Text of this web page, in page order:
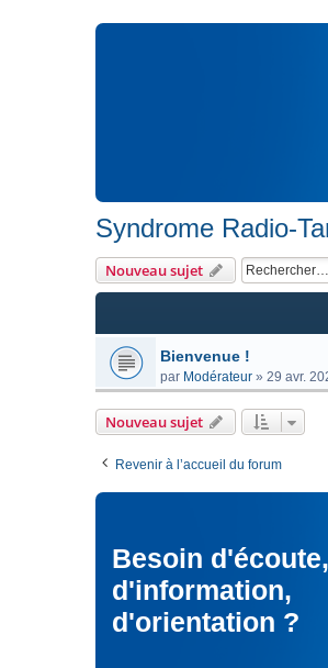
Syndrome Radio-
Nouveau sujet
Bienvenue !
par Modérateur » 29 avr.
Nouveau sujet
Revenir à l’accueil du forum
Besoin d'écoute,
d'information,
d'orientation ?